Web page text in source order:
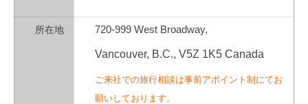
所在地 720-999 West Broadway,
Vancouver, B.C., V5Z 1K5 Canada
ご来社での旅行相談は事前アポイント制にてお
願いしております。